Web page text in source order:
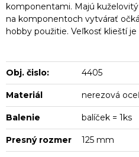
komponentami. Majú
na komponentoch vytvárať
hobby použitie. Veľkosť klieští je
Obj. čislo: 4405
Materiál nerezová
Balenie balíček = 1ks
Presný rozmer 125 mm